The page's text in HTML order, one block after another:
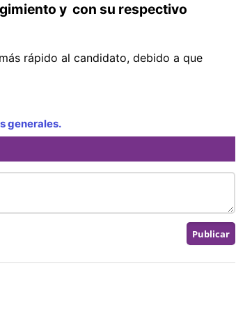
y con su respectivo
rápido al candidato, debido a que
generales.